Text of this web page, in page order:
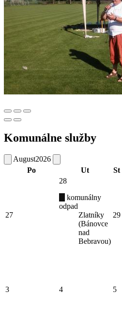
Komunálne služby
August2026
Po
Ut St
27
28
komunálny
odpad
Zlatníky
(Bánovce
nad
Bebravou)
29
3 4 5